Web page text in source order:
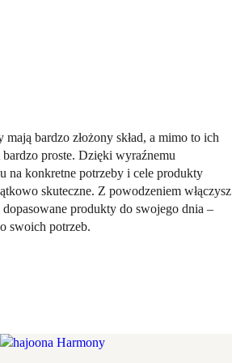
mają bardzo złożony skład, a mimo to ich
bardzo proste. Dzięki wyraźnemu
na konkretne potrzeby i cele produkty
skuteczne. Z powodzeniem włączysz
dopasowane produkty do swojego dnia –
swoich potrzeb.